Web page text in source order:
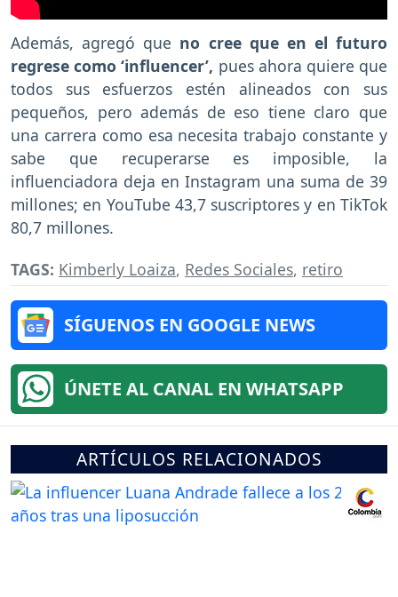
Además, agregó que no cree que en el futuro
regrese como ‘influencer’, pues ahora quiere que
todos sus esfuerzos estén alineados con sus
pequeños, pero además de eso tiene claro que
una carrera como esa necesita trabajo constante y
sabe que recuperarse es imposible, la
influenciadora deja en Instagram una suma de 39
millones; en YouTube 43,7 suscriptores y en TikTok
80,7 millones.
TAGS: Kimberly Loaiza, Redes Sociales, retiro
SÍGUENOS EN GOOGLE NEWS
ÚNETE AL CANAL EN WHATSAPP
ARTÍCULOS RELACIONADOS